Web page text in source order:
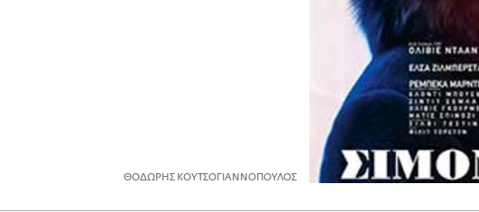
ΘΟΔΩΡΗΣ ΚΟΥΤΣΟΓΙΑΝΝΟΠΟΥΛΟΣ